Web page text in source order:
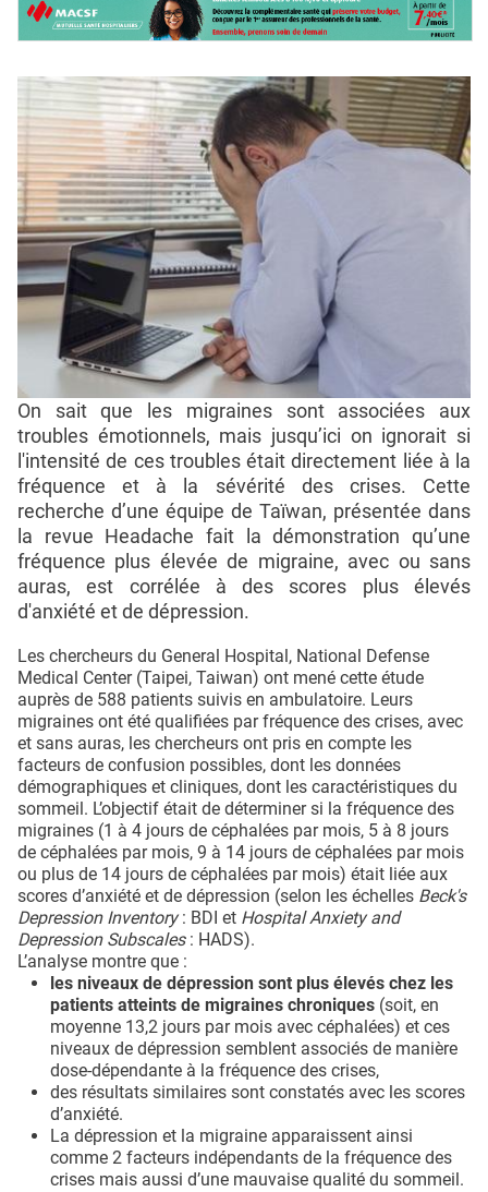
On sait que les migraines sont associées aux
troubles émotionnels, mais jusqu’ici on ignorait si
l'intensité de ces troubles était directement liée à la
fréquence et à la sévérité des crises. Cette
recherche d’une équipe de Taïwan, présentée dans
la revue Headache fait la démonstration qu’une
fréquence plus élevée de migraine, avec ou sans
auras, est corrélée à des scores plus élevés
d'anxiété et de dépression.
Les chercheurs du General Hospital, National Defense
Medical Center (Taipei, Taiwan) ont mené cette étude
auprès de 588 patients suivis en ambulatoire. Leurs
migraines ont été qualifiées par fréquence des crises, avec
et sans auras, les chercheurs ont pris en compte les
facteurs de confusion possibles, dont les données
démographiques et cliniques, dont les caractéristiques du
sommeil. L’objectif était de déterminer si la fréquence des
migraines (1 à 4 jours de céphalées par mois, 5 à 8 jours
de céphalées par mois, 9 à 14 jours de céphalées par mois
ou plus de 14 jours de céphalées par mois) était liée aux
scores d’anxiété et de dépression (selon les échelles Beck's
Depression Inventory: BDI et Hospital Anxiety and
Depression Subscales: HADS).
L’analyse montre que :
les niveaux de dépression sont plus élevés chez les
patients atteints de migraines chroniques (soit, en
moyenne 13,2 jours par mois avec céphalées) et ces
niveaux de dépression semblent associés de manière
dose-dépendante à la fréquence des crises,
des résultats similaires sont constatés avec les scores
d’anxiété.
La dépression et la migraine apparaissent ainsi
comme 2 facteurs indépendants de la fréquence des
crises mais aussi d’une mauvaise qualité du sommeil.